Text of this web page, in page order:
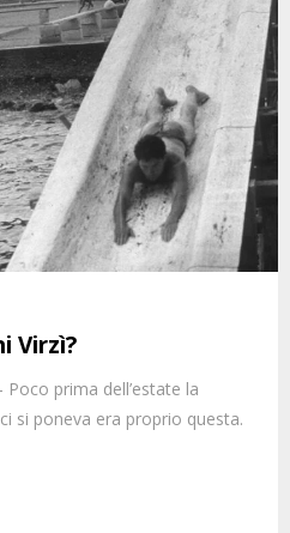
Virzì?
Poco prima dell’estate la
si poneva era proprio questa.